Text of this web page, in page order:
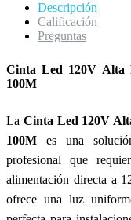
Descripción
Calificación
Preguntas
Cinta Led 120V Alta
100M
La Cinta Led 120V
100M es una
profesional que
alimentación directa a
ofrece una luz